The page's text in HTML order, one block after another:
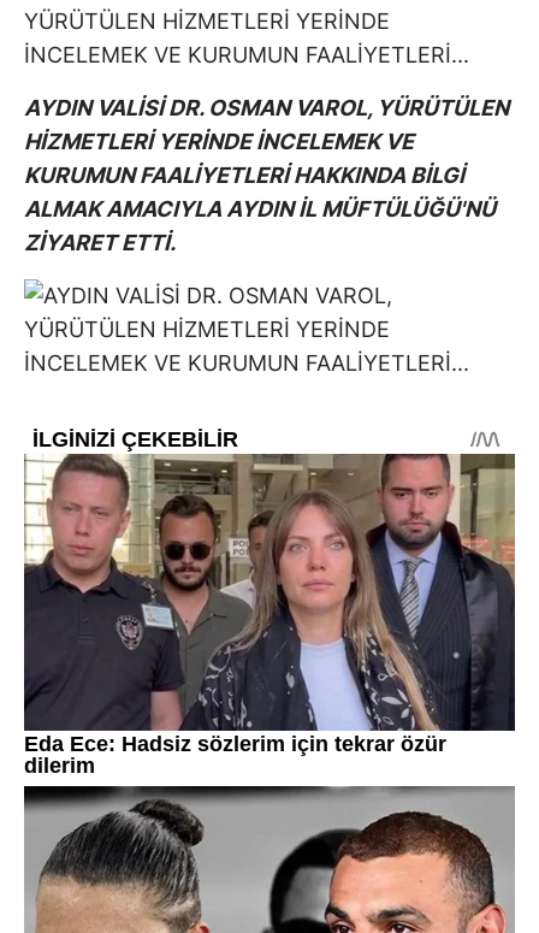
AYDIN VALİSİ DR. OSMAN VAROL, YÜRÜTÜLEN
HİZMETLERİ YERİNDE İNCELEMEK VE
KURUMUN FAALİYETLERİ HAKKINDA BİLGİ
ALMAK AMACIYLA AYDIN İL MÜFTÜLÜĞÜ'NÜ
ZİYARET ETTİ.